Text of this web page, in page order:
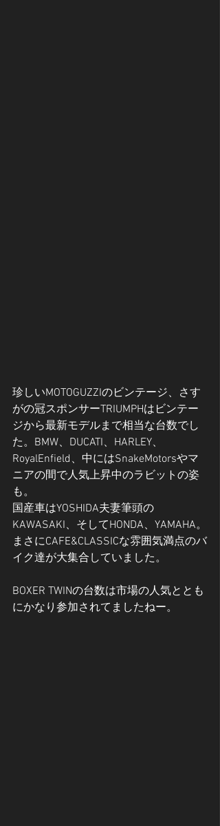
珍しいMOTOGUZZIのビンテージ、さす
がの冠スポンサーTRIUMPHはビンテー
ジから最新モデルまで相当な台数でし
た。BMW、DUCATI、HARLEY、
RoyalEnfield、中にはSnakeMotorsやマ
ニアの間で人気上昇中のラビットの姿
も。
国産車はYOSHIDA夫妻筆頭の
KAWASAKI、そしてHONDA、YAMAHA。
まさにCAFE&CLASSICな雰囲気満点のバ
イク達が大集合していました。
BOXER TWINの台数は市場の人気ととも
にかなり参加されてましたねー。